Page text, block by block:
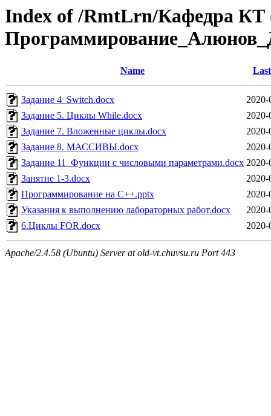
Index of /RmtLrn/Кафедра КТ
Name
Задание 4_Switch.docx
2020-
Задание 5. Циклы While.docx
2020-
Задание 7. Вложенные циклы.docx
2020-
Задание 8. МАССИВЫ.docx
2020-
Задание 11_Функции с числовыми параметрами.docx 2020-
Занятие 1-3.docx
2020-
Программирование на С++.pptx
2020-
Указания к выполнению лабораторных работ.docx
2020-
6.Циклы FOR.docx
2020-
Apache/2.4.58 (Ubuntu) Server at old-vt.chuvsu.ru Port 443